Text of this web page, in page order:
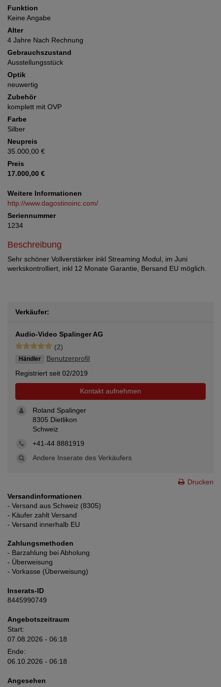
Funktion
Keine Angabe
Alter
4 Jahre Nach Rechnung
Gebrauchszustand
Ausstellungsstück
Optik
neuwertig
Zubehör
komplett mit OVP
Farbe
Silber
Neupreis
35.000,00 €
Preis
17.000,00 €
Weitere Informationen
http://www.dagostinoinc.com/
Seriennummer
1234
Beschreibung
Sehr schöner Vollverstärker inkl Streaming Modul, im Juni
werkskontrolliert, inkl 12 Monate Garantie, Bersand EU möglich.
Verkäufer:
Audio-Video Spalinger AG
(2)
Händler
Benutzerprofil
Registriert seit 02/2019
Kontakt aufnehmen
Roland Spalinger
8305 Dietlikon
Schweiz
+41-44 8881919
Andere Inserate des Verkäufers
Drucken
Versandinformationen
- Versand aus Schweiz (8305)
- Käufer zahlt Versand
- Versand innerhalb EU
Zahlungsmethoden
- Barzahlung bei Abholung
- Überweisung
- Vorkasse (Überweisung)
Inserats-ID
8445990749
Angebotszeitraum
Start:
07.08.2026 - 06:18
Ende:
06.10.2026 - 06:18
Angesehen